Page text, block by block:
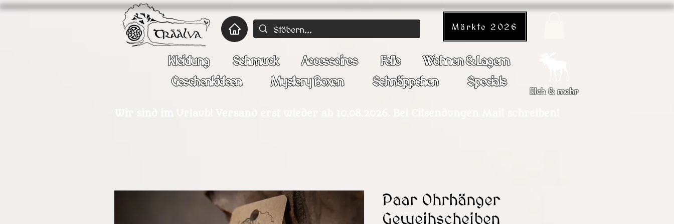
Märkte 2026
Kleidung Schmuck Accessoires Felle
Wohnen & Lagern
Geschenkideen
Mystery Boxen Schnäppchen Specials
Elch & mehr
Paar Ohrhänger
Geweihscheiben